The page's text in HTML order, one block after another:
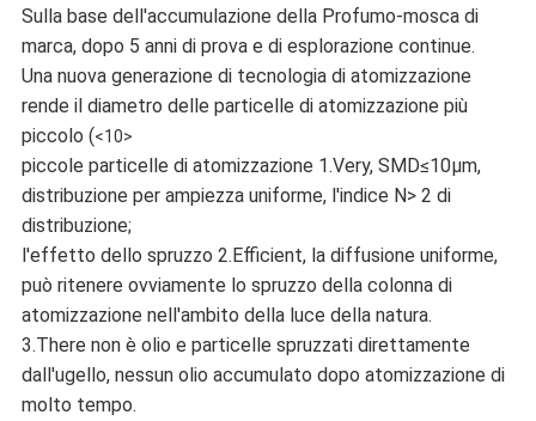
Sulla base dell'accumulazione della Profumo-mosca di
marca, dopo 5 anni di prova e di esplorazione continue.
Una nuova generazione di tecnologia di atomizzazione
rende il diametro delle particelle di atomizzazione più
piccolo (<10>
piccole particelle di atomizzazione 1.Very, SMD≤10μm,
distribuzione per ampiezza uniforme, l'indice N> 2 di
distribuzione;
l'effetto dello spruzzo 2.Efficient, la diffusione uniforme,
può ritenere ovviamente lo spruzzo della colonna di
atomizzazione nell'ambito della luce della natura.
3.There non è olio e particelle spruzzati direttamente
dall'ugello, nessun olio accumulato dopo atomizzazione di
molto tempo.